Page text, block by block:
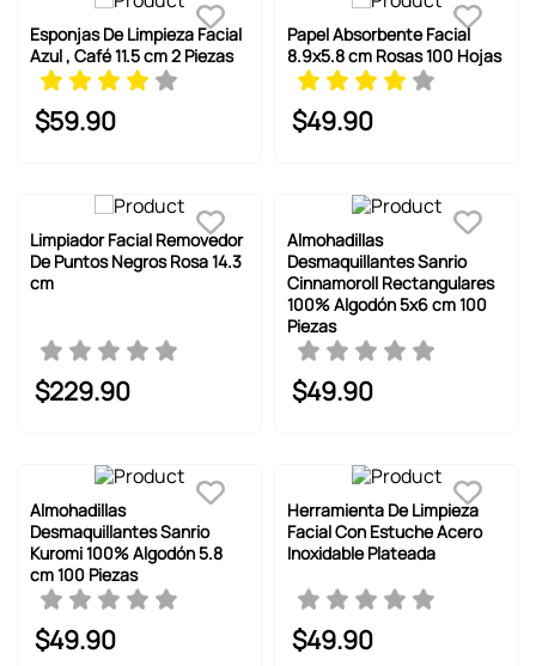
Esponjas De Limpieza Facial
Azul , Café 11.5 cm 2 Piezas
$59.90
Papel Absorbente Facial
8.9x5.8 cm Rosas 100 Hojas
$49.90
Limpiador Facial Removedor
De Puntos Negros Rosa 14.3
cm
$229.90
Almohadillas
Desmaquillantes Sanrio
Cinnamoroll Rectangulares
100% Algodón 5x6 cm 100
Piezas
$49.90
Almohadillas
Desmaquillantes Sanrio
Kuromi 100% Algodón 5.8
cm 100 Piezas
$49.90
Herramienta De Limpieza
Facial Con Estuche Acero
Inoxidable Plateada
$49.90